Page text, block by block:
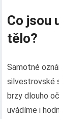
Co jsou
tělo?
Samotné
silvestrovské
brzy dlouho
uvádíme i